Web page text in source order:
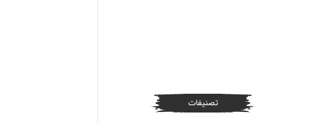
تصنيفات